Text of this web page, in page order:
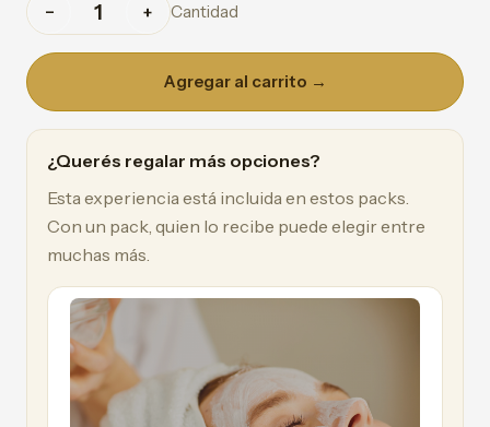
− + Cantidad
Agregar al carrito →
¿Querés regalar más opciones?
Esta experiencia está incluida en estos packs.
Con un pack, quien lo recibe puede elegir entre
muchas más.